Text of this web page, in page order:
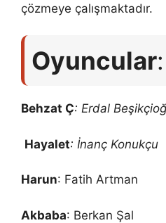
çözmeye çalışmaktadır.
Oyuncular:
Behzat Ç: Erdal
Hayalet: İnanç Konukçu
Harun: Fatih Artman
Akbaba: Berkan Şal